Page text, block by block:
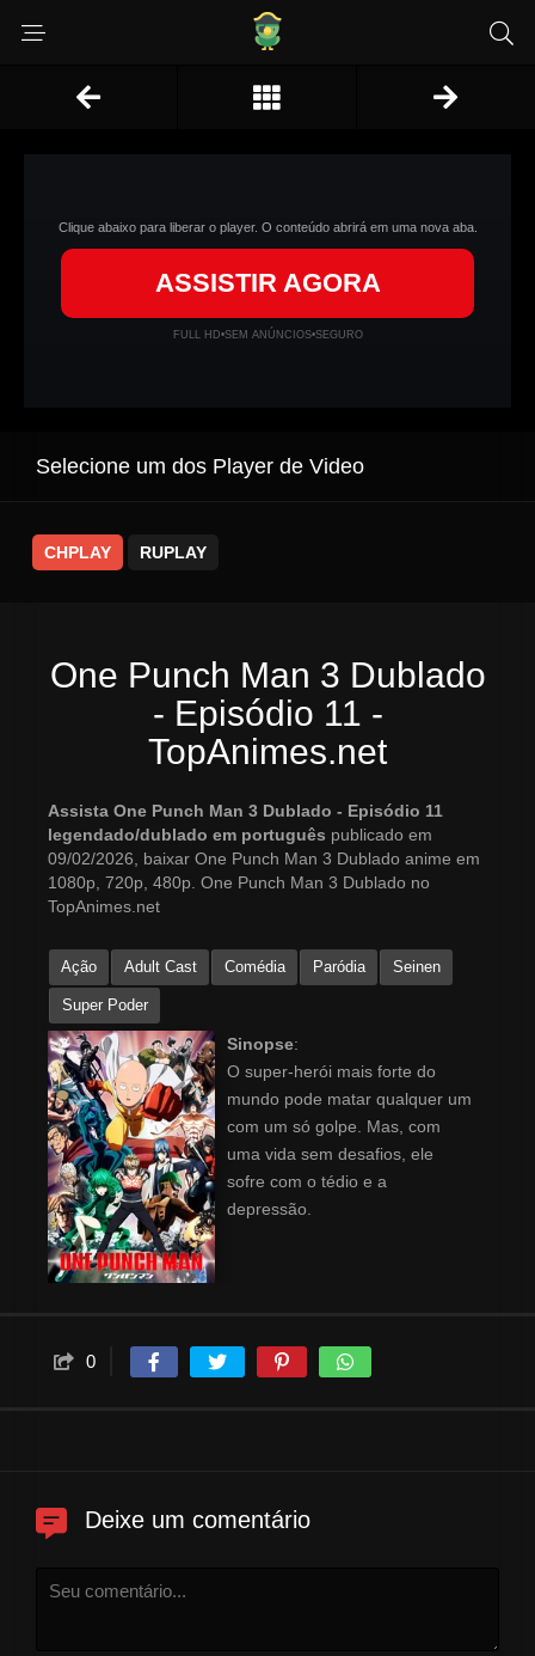
Clique abaixo para liberar o player. O conteúdo abrirá em uma nova aba.
ASSISTIR AGORA
FULL HD•SEM ANÚNCIOS•SEGURO
Selecione um dos Player de Video
CHPLAY RUPLAY
One Punch Man 3 Dublado
- Episódio 11 -
TopAnimes.net
Assista One Punch Man 3 Dublado - Episódio 11
legendado/dublado em português publicado em
09/02/2026, baixar One Punch Man 3 Dublado anime em
1080p, 720p, 480p. One Punch Man 3 Dublado no
TopAnimes.net
Ação Adult Cast Comédia Paródia Seinen
Super Poder
Sinopse:
O super-herói mais forte do
mundo pode matar qualquer um
com um só golpe. Mas, com
uma vida sem desafios, ele
sofre com o tédio e a
depressão.
0
Deixe um comentário